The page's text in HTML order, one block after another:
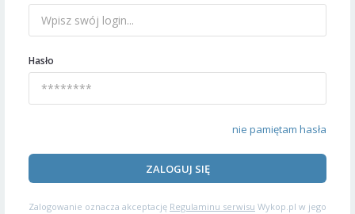
Hasło
nie pamiętam hasła
ZALOGUJ SIĘ
Zalogowanie oznacza akceptację Regulaminu serwisu Wykop.pl w jego